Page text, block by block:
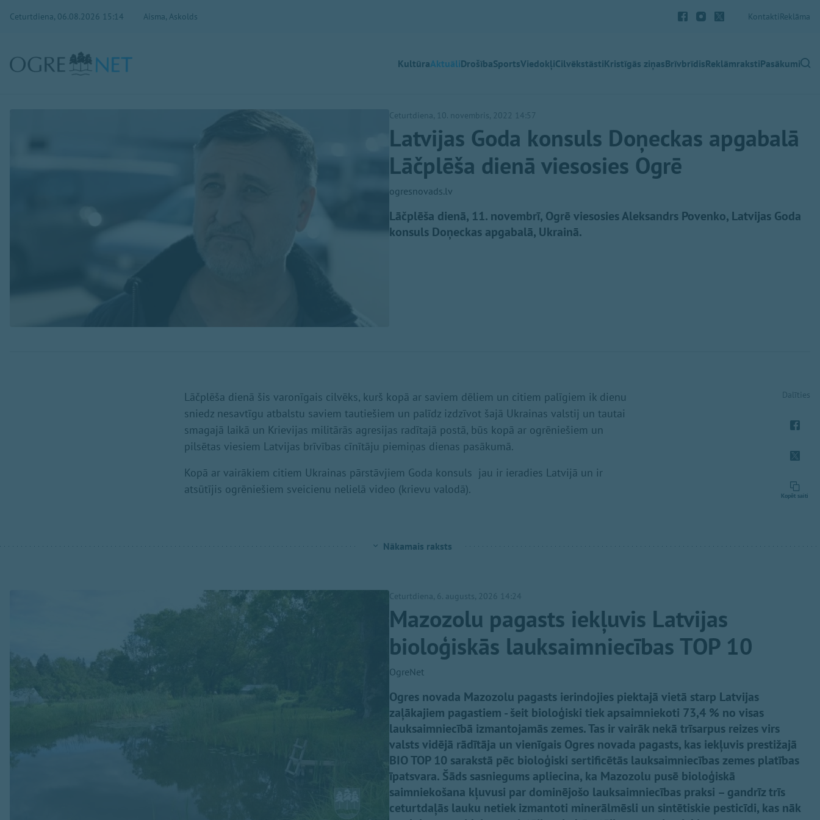
Ceturtdiena, 06.08.2026 15:14 Aisma, Askolds KontaktiReklāma
KultūraAktuāliDrošībaSportsViedokļiCilvēkstāstiKristīgās ziņasBrīvbrīdisReklāmrakstiPasākumi
Ceturtdiena, 10. novembris, 2022 14:57
Latvijas Goda konsuls Doņeckas apgabalā
Lāčplēša dienā viesosies Ogrē
ogresnovads.lv
Lāčplēša dienā, 11. novembrī, Ogrē viesosies Aleksandrs Povenko, Latvijas Goda
konsuls Doņeckas apgabalā, Ukrainā.
Lāčplēša dienā šis varonīgais cilvēks, kurš kopā ar saviem dēliem un citiem palīgiem ik dienu
sniedz nesavtīgu atbalstu saviem tautiešiem un palīdz izdzīvot šajā Ukrainas valstij un tautai
smagajā laikā un Krievijas militārās agresijas radītajā postā, būs kopā ar ogrēniešiem un
pilsētas viesiem Latvijas brīvības cīnītāju piemiņas dienas pasākumā.
Kopā ar vairākiem citiem Ukrainas pārstāvjiem Goda konsuls jau ir ieradies Latvijā un ir
atsūtījis ogrēniešiem sveicienu nelielā video (krievu valodā).
Dalīties
Kopēt saiti
Nākamais raksts
Ceturtdiena, 6. augusts, 2026 14:24
Mazozolu pagasts iekļuvis Latvijas
bioloģiskās lauksaimniecības TOP 10
OgreNet
Ogres novada Mazozolu pagasts ierindojies piektajā vietā starp Latvijas
zaļākajiem pagastiem - šeit bioloģiski tiek apsaimniekoti 73,4 % no visas
lauksaimniecībā izmantojamās zemes. Tas ir vairāk nekā trīsarpus reizes virs
valsts vidējā rādītāja un vienīgais Ogres novada pagasts, kas iekļuvis prestižajā
BIO TOP 10 sarakstā pēc bioloģiski sertificētās lauksaimniecības zemes platības
īpatsvara. Šāds sasniegums apliecina, ka Mazozolu pusē bioloģiskā
saimniekošana kļuvusi par dominējošo lauksaimniecības praksi – gandrīz trīs
ceturtdaļās lauku netiek izmantoti minerālmēsli un sintētiskie pesticīdi, kas nāk